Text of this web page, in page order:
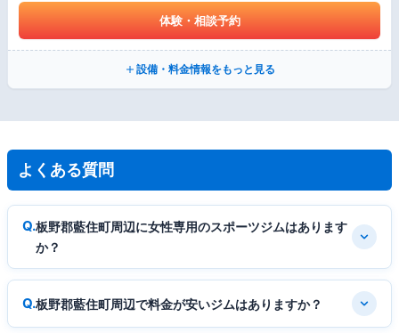
体験・相談予約
設備・料金情報をもっと見る
よくある質問
板野郡藍住町周辺に女性専用のスポーツジムはあります
か？
板野郡藍住町周辺で料金が安いジムはありますか？